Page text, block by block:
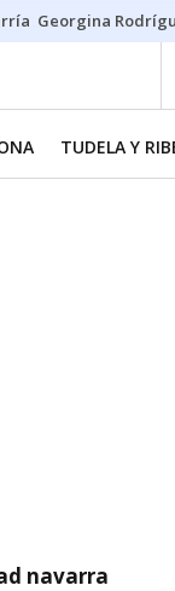
Georgina
TUDELA Y
navarra